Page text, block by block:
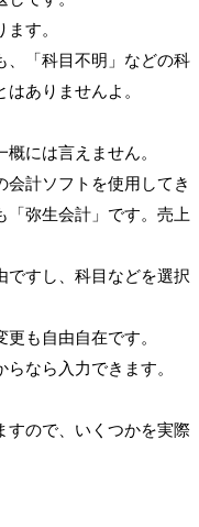
す。
、「科目不明」などの科
ありませんよ。
には言えません。
会計ソフトを使用してき
「弥生会計」です。売上
ですし、科目などを選択
も自由自在です。
なら入力できます。
すので、いくつかを実際